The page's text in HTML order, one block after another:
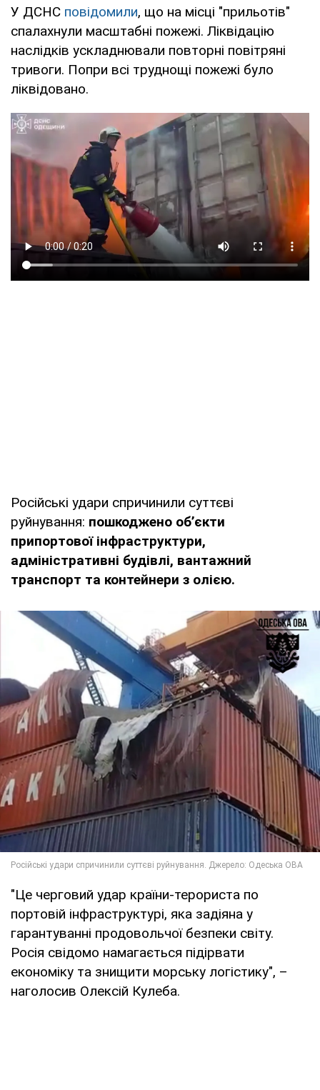
У ДСНС повідомили, що на місці "прильотів"
спалахнули масштабні пожежі. Ліквідацію
наслідків ускладнювали повторні повітряні
тривоги. Попри всі труднощі пожежі було
ліквідовано.
Російські удари спричинили суттєві
руйнування: пошкоджено об’єкти
припортової інфраструктури,
адміністративні будівлі, вантажний
транспорт та контейнери з олією.
"Це черговий удар країни-терориста по
портовій інфраструктурі, яка задіяна у
гарантуванні продовольчої безпеки світу.
Росія свідомо намагається підірвати
економіку та знищити морську логістику", –
наголосив Олексій Кулеба.